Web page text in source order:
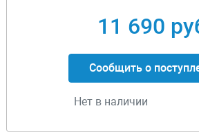
11 690
Сообщить о
Нет в наличии